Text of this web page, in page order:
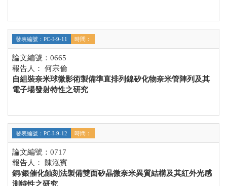
發表編號：PC-I-9-11 時間：
論文編號：0665
報告人： 何宗倫
自組裝奈米球微影術製備準直排列鎳矽化物奈米管陣列及其
電子場發射特性之研究
發表編號：PC-I-9-12 時間：
論文編號：0717
報告人： 陳泓賓
銅/銀催化蝕刻法製備雙面矽晶微奈米異質結構及其紅外光感
測特性之研究